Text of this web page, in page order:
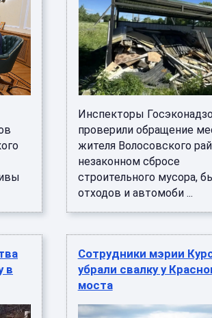
Инспекторы
проверили обращение
жителя Волосовского
незаконном сбросе
строительного мусора,
отходов и автомоби ...
в
Сотрудники мэрии
убрали свалку у
моста